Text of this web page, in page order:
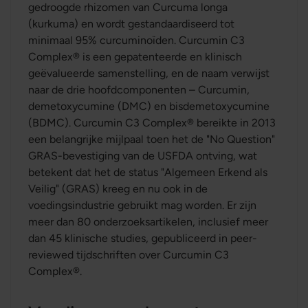
gedroogde rhizomen van Curcuma longa
(kurkuma) en wordt gestandaardiseerd tot
minimaal 95% curcuminoïden. Curcumin C3
Complex® is een gepatenteerde en klinisch
geëvalueerde samenstelling, en de naam verwijst
naar de drie hoofdcomponenten – Curcumin,
demetoxycumine (DMC) en bisdemetoxycumine
(BDMC). Curcumin C3 Complex® bereikte in 2013
een belangrijke mijlpaal toen het de "No Question"
GRAS-bevestiging van de USFDA ontving, wat
betekent dat het de status "Algemeen Erkend als
Veilig" (GRAS) kreeg en nu ook in de
voedingsindustrie gebruikt mag worden. Er zijn
meer dan 80 onderzoeksartikelen, inclusief meer
dan 45 klinische studies, gepubliceerd in peer-
reviewed tijdschriften over Curcumin C3
Complex®.